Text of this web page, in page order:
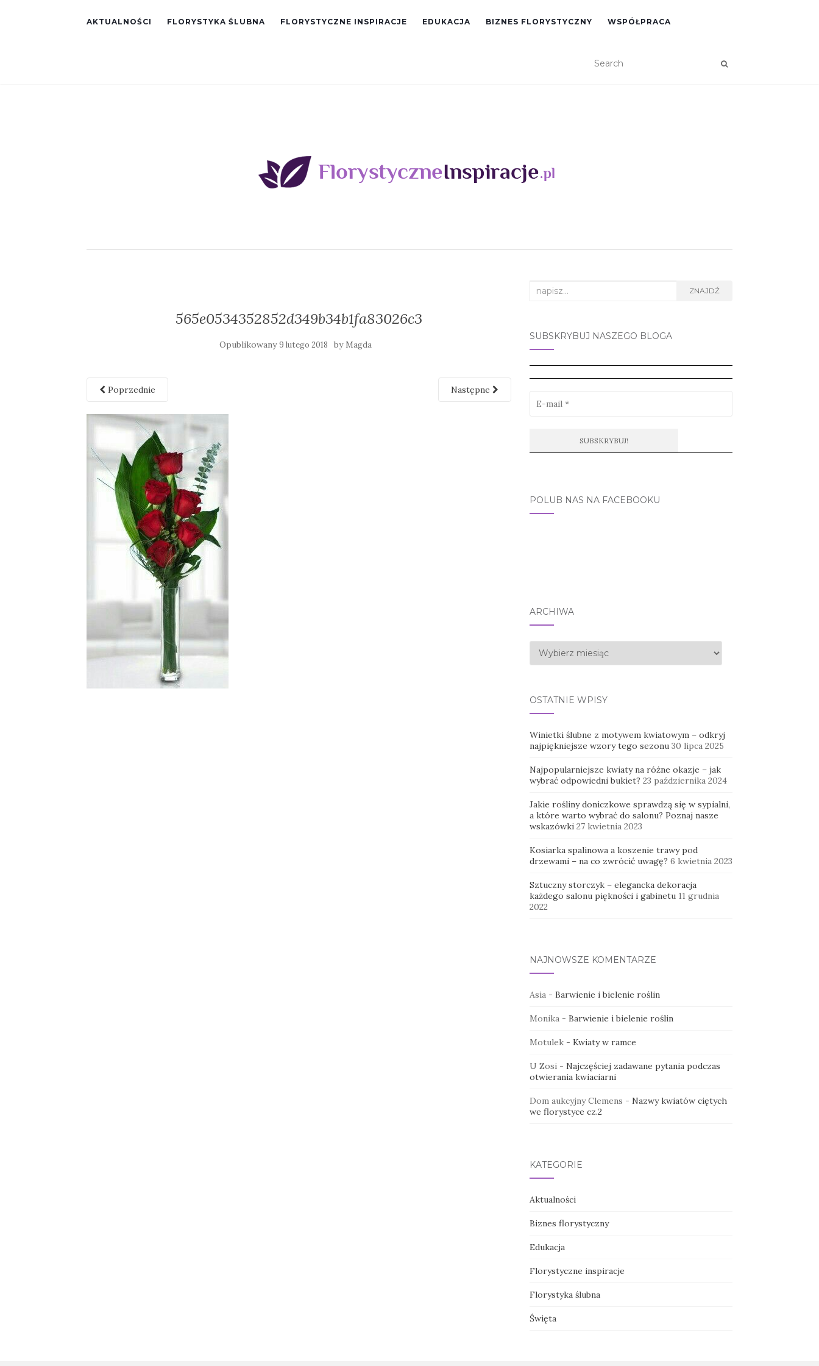
AKTUALNOŚCI FLORYSTYKA ŚLUBNA FLORYSTYCZNE INSPIRACJE EDUKACJA BIZNES FLORYSTYCZNY WSPÓŁPRACA
565e0534352852d349b34b1fa83026c3
Opublikowany9 lutego 2018 by Magda
Poprzednie Następne
Search
ZNAJDŹ
SUBSKRYBUJ NASZEGO BLOGA
POLUB NAS NA FACEBOOKU
ARCHIWA
Archiwa
OSTATNIE WPISY
Winietki ślubne z motywem kwiatowym – odkryj
najpiękniejsze wzory tego sezonu 30 lipca 2025
Najpopularniejsze kwiaty na różne okazje – jak
wybrać odpowiedni bukiet? 23 października 2024
Jakie rośliny doniczkowe sprawdzą się w sypialni,
a które warto wybrać do salonu? Poznaj nasze
wskazówki 27 kwietnia 2023
Kosiarka spalinowa a koszenie trawy pod
drzewami – na co zwrócić uwagę? 6 kwietnia 2023
Sztuczny storczyk – elegancka dekoracja
każdego salonu piękności i gabinetu 11 grudnia
2022
NAJNOWSZE KOMENTARZE
Asia- Barwienie i bielenie roślin
Monika- Barwienie i bielenie roślin
Motulek- Kwiaty w ramce
U Zosi- Najczęściej zadawane pytania podczas
otwierania kwiaciarni
Dom aukcyjny Clemens - Nazwy kwiatów ciętych
we florystyce cz.2
KATEGORIE
Aktualności
Biznes florystyczny
Edukacja
Florystyczne inspiracje
Florystyka ślubna
Święta